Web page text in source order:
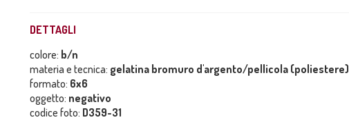
DETTAGLI
colore: b/n
materia e tecnica: gelatina bromuro d'argento/pellicola (poliestere)
formato: 6x6
oggetto: negativo
codice foto: D359-31